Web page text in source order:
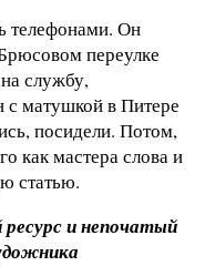
телефонами. Он
переулке
службу,
с матушкой в Питере
посидели. Потом,
как мастера слова и
статью.
и непочатый